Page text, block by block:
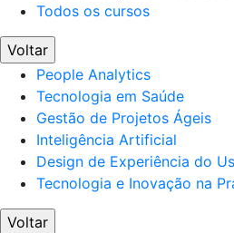
Todos os cursos
Voltar
People Analytics
Tecnologia em Saúde
Gestão de Projetos Ágeis
Inteligência Artificial
Design de Experiência do
Tecnologia e Inovação na
Voltar